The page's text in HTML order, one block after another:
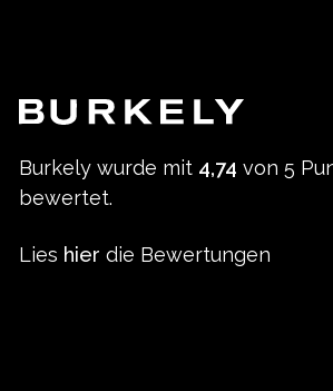
Burkely wurde mit 4,74 von 5
bewertet.
Lies hier die Bewertungen